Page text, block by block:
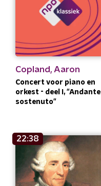
Copland, Aaron
Concert voor piano en
orkest - deel I, "Andante
sostenuto"
22:38